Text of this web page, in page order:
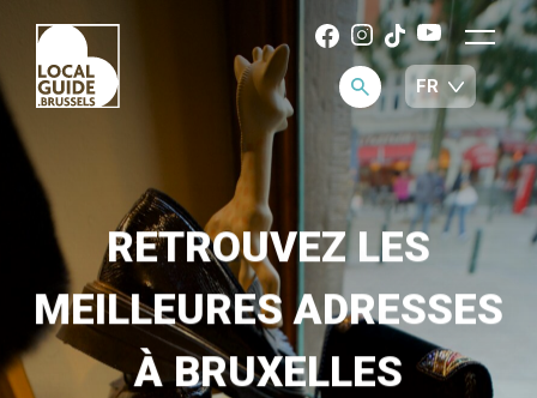
RETROUVEZ LES
MEILLEURES ADRESSES
À BRUXELLES